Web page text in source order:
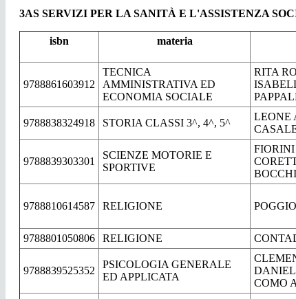
3AS SERVIZI PER LA SANITÀ E L'ASSISTENZA
isbn materia
9788861603912
TECNICA
AMMINISTRATIVA ED
ECONOMIA SOCIALE
RITA
9788838324918 STORIA CLASSI 3^, 4^, 5^
LEONE
9788839303301
SCIENZE MOTORIE E
SPORTIVE
9788810614587 RELIGIONE
9788801050806 RELIGIONE
9788839525352
PSICOLOGIA GENERALE
ED APPLICATA
COMO